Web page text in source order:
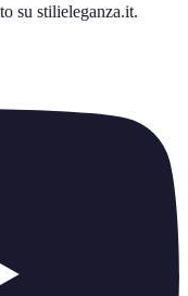
su stilieleganza.it.